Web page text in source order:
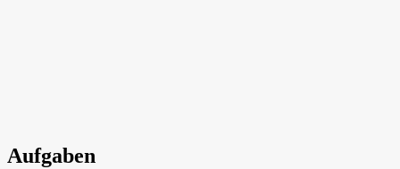
Aufgaben